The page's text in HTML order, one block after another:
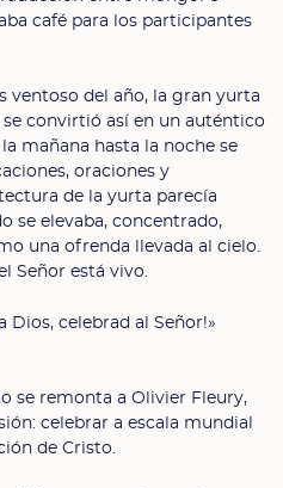
café para los participantes
ventoso del año, la gran yurta
convirtió así en un auténtico
mañana hasta la noche se
oraciones y
de la yurta parecía
se elevaba, concentrado,
una ofrenda llevada al cielo.
Señor está vivo.
Dios, celebrad al Señor!»
se remonta a Olivier Fleury,
celebrar a escala mundial
de Cristo.